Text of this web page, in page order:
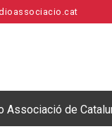
Associació de